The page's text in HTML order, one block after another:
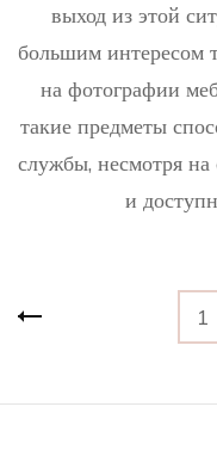
выход из этой
большим интересом
на фотографии
такие предметы
службы, несмотря
и
Пагинация
1